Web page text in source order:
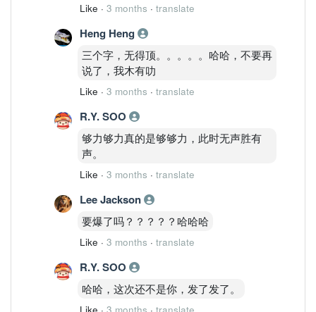
Like · 3 months · translate
Heng Heng
三个字，无得顶。。。。。哈哈，不要再
说了，我木有叻
Like · 3 months · translate
R.Y. SOO
够力够力真的是够够力，此时无声胜有
声。
Like · 3 months · translate
Lee Jackson
要爆了吗？？？？？哈哈哈
Like · 3 months · translate
R.Y. SOO
哈哈，这次还不是你，发了发了。
Like · 3 months · translate